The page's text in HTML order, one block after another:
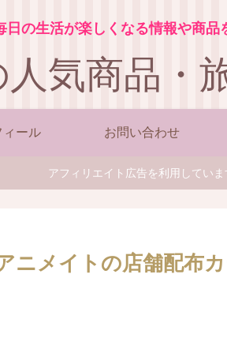
日の生活が楽しくなる情報や商品
気商品・
ィール お問い合わせ
アフィリエイト広告を利用していま
ニメイトの店舗配布